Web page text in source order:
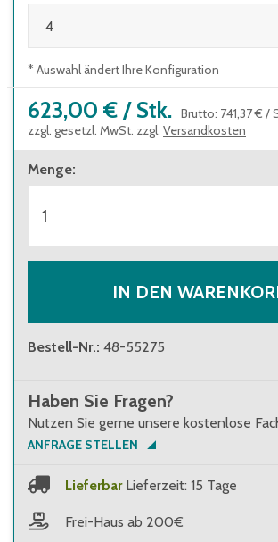
* Auswahl ändert Ihre Konfiguration
623,00 € / Stk. Brutto: 741,37 € /
zzgl. gesetzl. MwSt. zzgl. Versandkosten
Menge:
IN DEN
Bestell-Nr.: 48-55275
Haben Sie Fragen?
Nutzen Sie gerne unsere kostenlose
ANFRAGE STELLEN
Lieferbar Lieferzeit: 15 Tage
Frei-Haus ab 200€